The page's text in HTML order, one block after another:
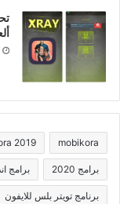
mobikora
2019
برامج 2020 برامج
برنامج تويتر بلس للايفون